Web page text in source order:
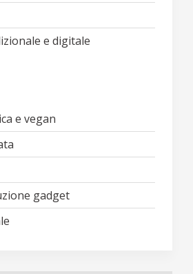
e digitale
e vegan
gadget